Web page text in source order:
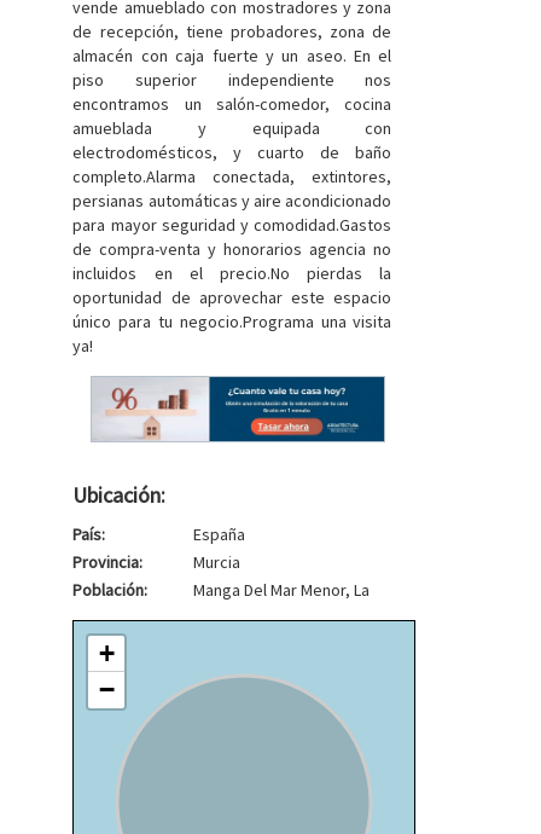
vende amueblado con mostradores y zona
de recepción, tiene probadores, zona de
almacén con caja fuerte y un aseo. En el
piso superior independiente nos
encontramos un salón-comedor, cocina
amueblada y equipada con
electrodomésticos, y cuarto de baño
completo.Alarma conectada, extintores,
persianas automáticas y aire acondicionado
para mayor seguridad y comodidad.Gastos
de compra-venta y honorarios agencia no
incluidos en el precio.No pierdas la
oportunidad de aprovechar este espacio
único para tu negocio.Programa una visita
ya!
Ubicación:
País:
España
Provincia:
Murcia
Población:
Manga Del Mar Menor, La
+
−